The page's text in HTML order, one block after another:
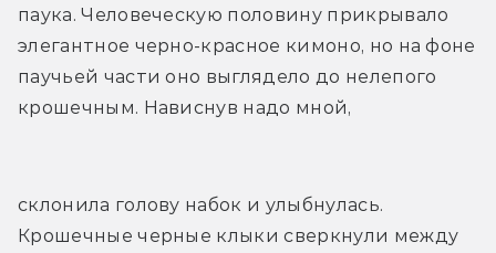
паука. Человеческую половину прикрывало
элегантное черно-­красное кимоно, но на фоне
паучьей части оно выглядело до нелепого
крошечным. Нависнув надо мной,
склонила голову набок и улыбнулась.
Крошечные черные клыки сверкнули между